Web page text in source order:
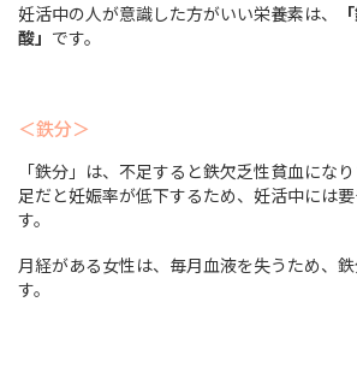
妊活中の人が意識した方がいい栄養素は、
酸」 です。
＜鉄分＞
「鉄分」は、不足すると鉄欠乏性貧血にな
足だと妊娠率が低下するため、妊活中には
す。
月経がある女性は、毎月血液を失うため、
す。